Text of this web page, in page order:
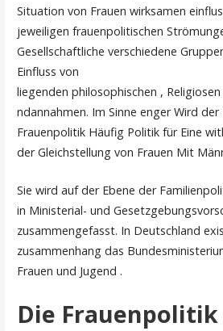
Situation von Frauen wirksamen
jeweiligen frauenpolitischen
Gesellschaftliche verschiedene
Einfluss von
liegenden philosophischen ,
ndannahmen. Im Sinne enger Wird
Frauenpolitik Häufig Politik für Eine
der Gleichstellung von Frauen Mit
Sie wird auf der Ebene der
in Ministerial- und
zusammengefasst. In Deutschland
zusammenhang das
Frauen und Jugend .
Die Frauenpolitik